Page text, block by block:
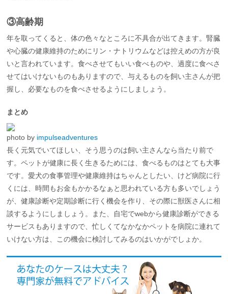
③高齢期
年を取ってくると、体の色々なところに不具合が出てきます。腎臓
や心臓の健康維持のためにリン・ナトリウムなどは控えめの方が良
いと言われています。食べさせてもいい食べものや、過度に食べさ
せてはいけないものもありますので、与えるものを飼い主さんが把
握し、必要なものを食べさせるようにしましょう。
まとめ
photo by impulseadventures
長く元気でいてほしい、そう思うのは飼い主さんなら当たり前で
す。ペットが健康に長く生きるためには、食べるものはとても大事
です。愛犬の食事管理や健康維持はちゃんとしたい、けど病院に行
くには、時間もお金もかかるなぁと思われている方も多いでしょう
が、健康診断や定期診断に行く機会を作り、その際に獣医さんに相
談するようにしましょう。また、自宅でwebから健康診断ができる
サービスもありますので、忙しくてなかなかペットを病院に連れて
いけない方は、この機会に検討してみるのはいかがでしょか。